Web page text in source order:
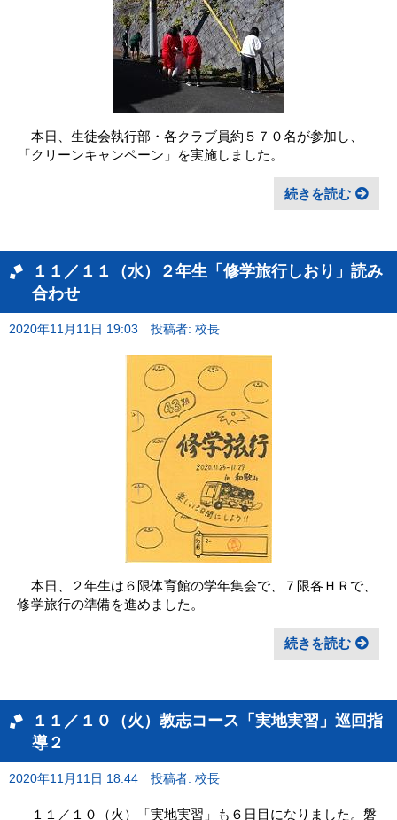
本日、生徒会執行部・各クラブ員約５７０名が参加し、
「クリーンキャンペーン」を実施しました。
続きを読む
１１／１１（水）２年生「修学旅行しおり」読み
合わせ
2020年11月11日 19:03 投稿者: 校長
本日、２年生は６限体育館の学年集会で、７限各ＨＲで、
修学旅行の準備を進めました。
続きを読む
１１／１０（火）教志コース「実地実習」巡回指
導２
2020年11月11日 18:44 投稿者: 校長
１１／１０（火）「実地実習」も６日目になりました。磐